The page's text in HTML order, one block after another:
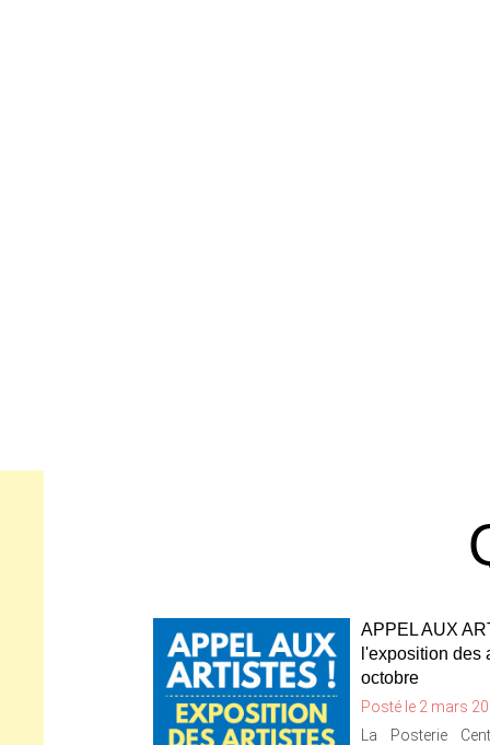
APPEL AUX
l'exposition des
octobre
Posté le 2 mars
La Posterie